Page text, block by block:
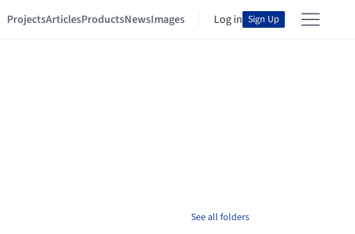
ProjectsArticlesProductsNewsImages Log in Sign Up
See all folders